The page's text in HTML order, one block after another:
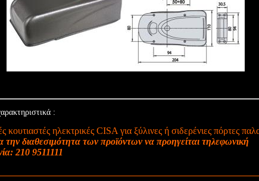
:
κουτιαστές ηλεκτρικές CISA για ξύλινες ή σιδερένιες πόρτες
την διαθεσιμότητα των προϊόντων να προηγείται τηλεφωνική
210 9511111